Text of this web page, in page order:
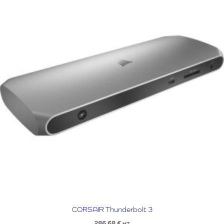
CORSAIR Thunderbolt 3